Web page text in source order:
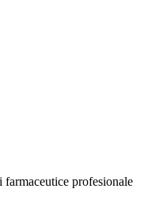
profesionale